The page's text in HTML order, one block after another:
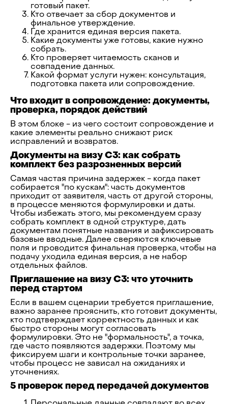
готовый пакет.
Кто отвечает за сбор документов и
финальное утверждение.
Где хранится единая версия пакета.
Какие документы уже готовы, какие нужно
собрать.
Кто проверяет читаемость сканов и
совпадение данных.
Какой формат услуги нужен: консультация,
подготовка пакета или сопровождение.
Что входит в сопровождение: документы,
проверка, порядок действий
В этом блоке - из чего состоит сопровождение и
какие элементы реально снижают риск
исправлений и возвратов.
Документы на визу C3: как собрать
комплект без разрозненных версий
Самая частая причина задержек - когда пакет
собирается "по кускам": часть документов
приходит от заявителя, часть от другой стороны,
в процессе меняются формулировки и даты.
Чтобы избежать этого, мы рекомендуем сразу
собрать комплект в одной структуре, дать
документам понятные названия и зафиксировать
базовые вводные. Далее сверяются ключевые
поля и проводится финальная проверка, чтобы на
подачу уходила единая версия, а не набор
отдельных файлов.
Приглашение на визу C3: что уточнить
перед стартом
Если в вашем сценарии требуется приглашение,
важно заранее прояснить, кто готовит документы,
кто подтверждает корректность данных и как
быстро стороны могут согласовать
формулировки. Это не "формальность", а точка,
где часто появляются задержки. Поэтому мы
фиксируем шаги и контрольные точки заранее,
чтобы процесс не зависал на ожиданиях и
уточнениях.
5 проверок перед передачей документов